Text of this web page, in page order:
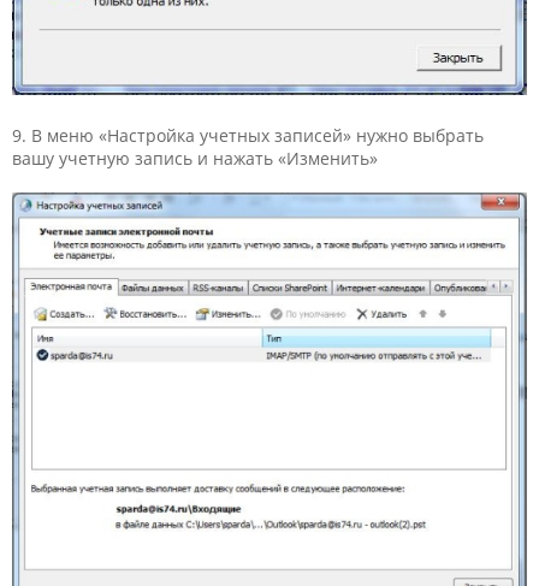
9. В меню «Настройка учетных записей» нужно выбрать
вашу учетную запись и нажать «Изменить»